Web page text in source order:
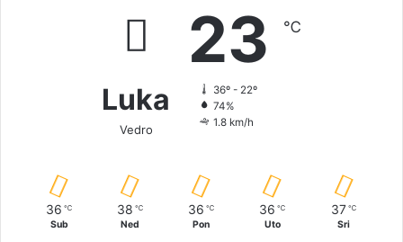
Luka
Vedro
23 ℃
36º - 22º
74%
1.8 km/h
36 ℃
Sub
38 ℃
Ned
36 ℃
Pon
36 ℃
Uto
37 ℃
Sri